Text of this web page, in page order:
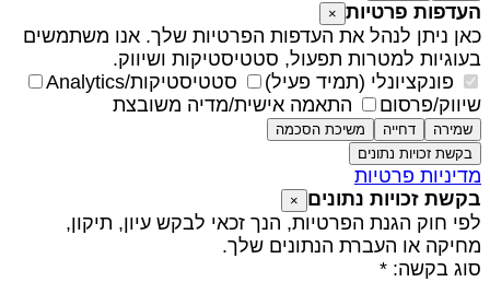
פרטיות ×
ניתן לנהל את העדפות הפרטיות שלך. אנו משתמשים
למטרות תפעול, סטטיסטיקות ושיווק.
פונקציונלי (תמיד פעיל)
סטטיסטיקות/Analytics
פרסום
התאמה אישית/מדיה משובצת
שמירה דחייה
משיכת הסכמה
בקשת זכויות נתונים
פרטיות
זכויות נתונים
חוק הגנת הפרטיות, הנך זכאי לבקש עיון, תיקון,
או העברת הנתונים שלך.
בקשה: *